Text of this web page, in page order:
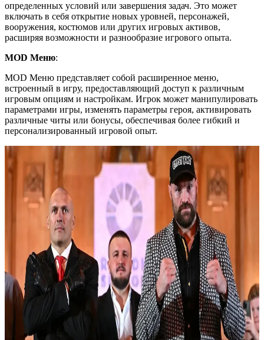
определенных условий или завершения задач. Это может
включать в себя открытие новых уровней, персонажей,
вооружения, костюмов или других игровых активов,
расширяя возможности и разнообразие игрового опыта.
MOD Меню:
MOD Меню представляет собой расширенное меню,
встроенный в игру, предоставляющий доступ к различным
игровым опциям и настройкам. Игрок может манипулировать
параметрами игры, изменять параметры героя, активировать
различные читы или бонусы, обеспечивая более гибкий и
персонализированный игровой опыт.